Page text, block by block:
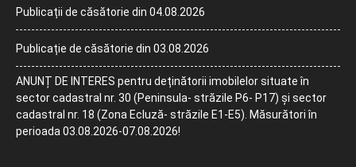
Publicații de căsătorie din 04.08.2026
Publicație de căsătorie din 03.08.2026
ANUNȚ DE INTERES pentru deținătorii imobilelor situate în
sector cadastral nr. 30 (Peninsula- străzile P6- P17) și sector
cadastral nr. 18 (Zona Ecluză- străzile E1-E5). Măsurători în
perioada 03.08.2026-07.08.2026!